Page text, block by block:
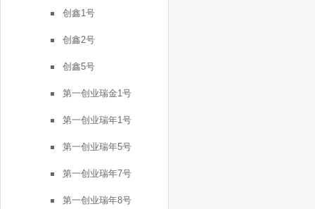
创鑫1号
创鑫2号
创鑫5号
第一创业瑞金1号
第一创业瑞年1号
第一创业瑞年5号
第一创业瑞年7号
第一创业瑞年8号